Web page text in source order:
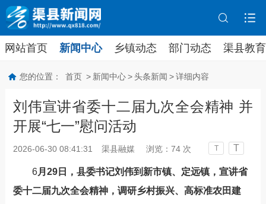
网站首页 新闻中心 乡镇动态 部门动态 渠县教育
您的位置： 首页 > 新闻中心 > 头条新闻 > 详细内容
刘伟宣讲省委十二届九次全会精神 并
开展“七一”慰问活动
2026-06-30 08:41:31 渠县融媒 浏览： 74次 T T
6月 29日，县委书记刘伟到新市镇、定远镇，宣讲省
委十二届九次全会精神，调研乡村振兴、高标准农田建